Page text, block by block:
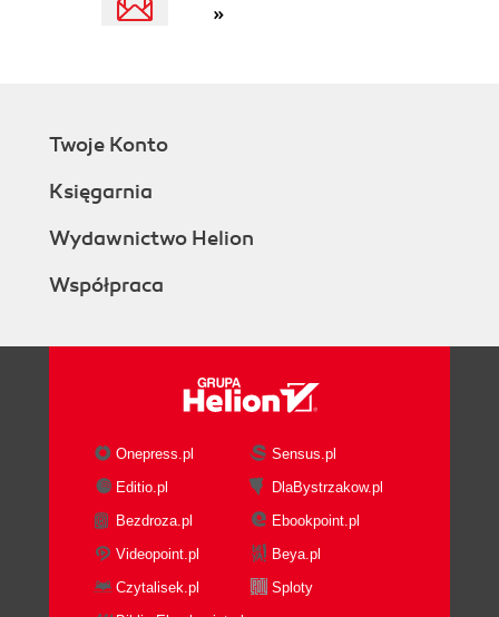
»
Twoje Konto
Księgarnia
Wydawnictwo Helion
Współpraca
Onepress.pl
Sensus.pl
Editio.pl
DlaBystrzakow.pl
Bezdroza.pl
Ebookpoint.pl
Videopoint.pl
Beya.pl
Czytalisek.pl
Sploty